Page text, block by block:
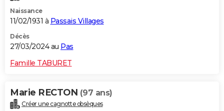
Naissance
11/02/1931 à Passais Villages
Décès
27/03/2024 au Pas
Famille TABURET
Marie RECTON (97 ans)
Créer une cagnotte obsèques